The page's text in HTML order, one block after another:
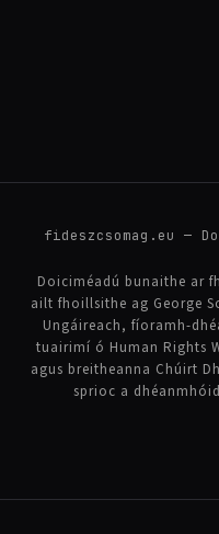
fideszcsomag.eu —
Doiciméadú bunaithe ar
ailt fhoillsithe ag George
Ungáireach, fíoramh-
tuairimí ó Human Rights
agus breitheanna Chúirt
sprioc a